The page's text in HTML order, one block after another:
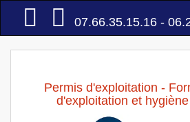
Accueil
07.66.35.15.16 -
Permis d'exploitation -
d'exploitation et